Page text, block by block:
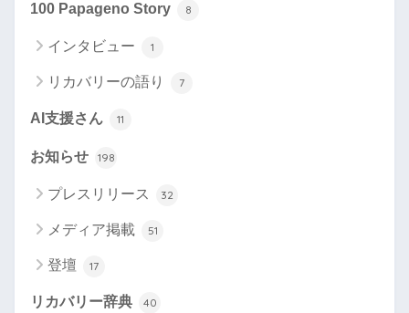
100 Papageno Story 8
インタビュー 1
リカバリーの語り 7
AI支援さん 11
お知らせ 198
プレスリリース 32
メディア掲載 51
登壇 17
リカバリー辞典 40